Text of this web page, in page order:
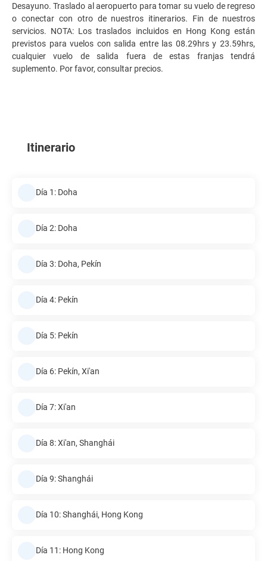
Desayuno. Traslado al aeropuerto para tomar su vuelo de regreso
o conectar con otro de nuestros itinerarios. Fin de nuestros
servicios. NOTA: Los traslados incluidos en Hong Kong están
previstos para vuelos con salida entre las 08.29hrs y 23.59hrs,
cualquier vuelo de salida fuera de estas franjas tendrá
suplemento. Por favor, consultar precios.
Itinerario
Día 1: Doha
Día 2: Doha
Día 3: Doha, Pekín
Día 4: Pekín
Día 5: Pekín
Día 6: Pekín, Xi'an
Día 7: Xi'an
Día 8: Xi'an, Shanghái
Día 9: Shanghái
Día 10: Shanghái, Hong Kong
Día 11: Hong Kong